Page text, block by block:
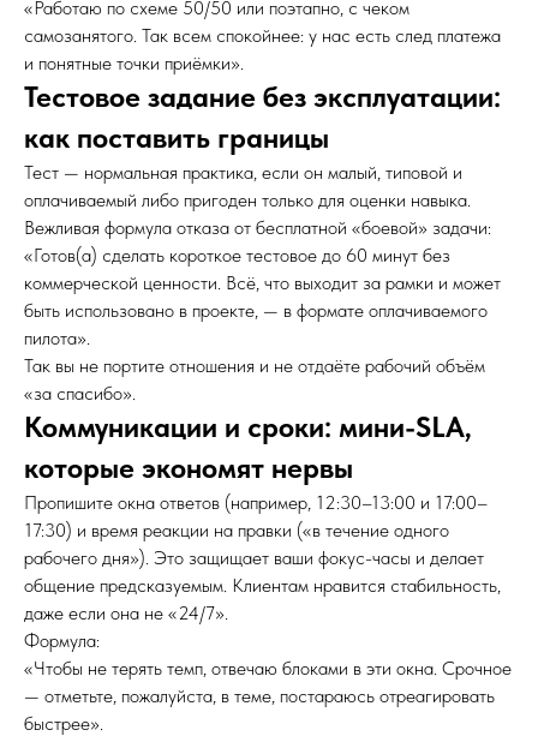
«Работаю по схеме 50/50 или поэтапно, с чеком
самозанятого. Так всем спокойнее: у нас есть след платежа
и понятные точки приёмки».
Тестовое задание без эксплуатации:
как поставить границы
Тест — нормальная практика, если он малый, типовой и
оплачиваемый либо пригоден только для оценки навыка.
Вежливая формула отказа от бесплатной «боевой» задачи:
«Готов(а) сделать короткое тестовое до 60 минут без
коммерческой ценности. Всё, что выходит за рамки и может
быть использовано в проекте, — в формате оплачиваемого
пилота».
Так вы не портите отношения и не отдаёте рабочий объём
«за спасибо».
Коммуникации и сроки: мини-SLA,
которые экономят нервы
Пропишите окна ответов (например, 12:30–13:00 и 17:00–
17:30) и время реакции на правки («в течение одного
рабочего дня»). Это защищает ваши фокус-часы и делает
общение предсказуемым. Клиентам нравится стабильность,
даже если она не «24/7».
Формула:
«Чтобы не терять темп, отвечаю блоками в эти окна. Срочное
— отметьте, пожалуйста, в теме, постараюсь отреагировать
быстрее».